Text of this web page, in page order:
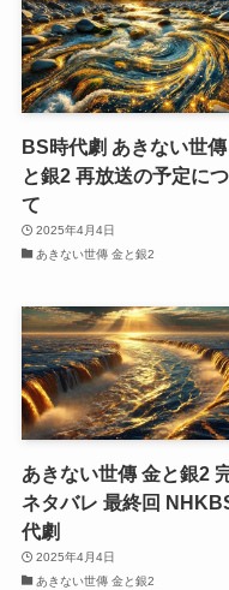
BS時代劇 あきない世
と銀2 再放送の予定に
て
2025年4月4日
あきない世傳 金と銀2
あきない世傳 金と銀2
ネタバレ 最終回
代劇
2025年4月4日
あきない世傳 金と銀2